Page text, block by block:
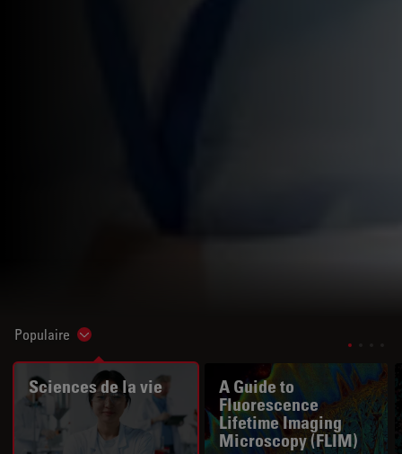
Populaire Show subnavigation
Sciences de la vie
A Guide to
Fluorescence
Lifetime Imaging
Microscopy (FLIM)